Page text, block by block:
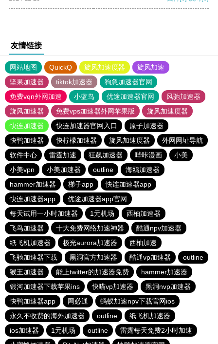
友情链接
网站地图 QuickQ 旋风加速度器
旋风加速
坚果加速器
tiktok加速器
狗急加速器官网
免费vqn外网加速
小蓝鸟 优途加速器官网
风驰加速器
旋风加速器
免费vps加速器外网苹果版
旋风加速度器
快连加速器
快连加速器官网入口
原子加速器
快鸭加速器
快柠檬加速器 旋风加速度器
外网网址导航
软件中心
雷霆加速 狂飙加速器 哔咔漫画
小美
小美vpn
小美加速器 outline
海鸥加速器
hammer加速器
梯子app
快连加速器app
快连加速器app
优途加速器app官网
每天试用一小时加速器
1元机场
西柚加速器
飞鸟加速器
十大免费网络加速神器
酷通npv加速器
纸飞机加速器
极光aurora加速器
西柚加速
飞驰加速器下载
黑洞官方加速器 酷通vp加速器
outline
猴王加速器
能上twitter的加速器免费
hammer加速器
银河加速器下载苹果ins
快喵vp加速器
黑洞nvp加速器
快鸭加速器app
网必通
蚂蚁加速npv下载官网ios
永久不收费的海外加速器
outline
纸飞机加速器
ios加速器
1元机场 outline
雷霆每天免费2小时加速